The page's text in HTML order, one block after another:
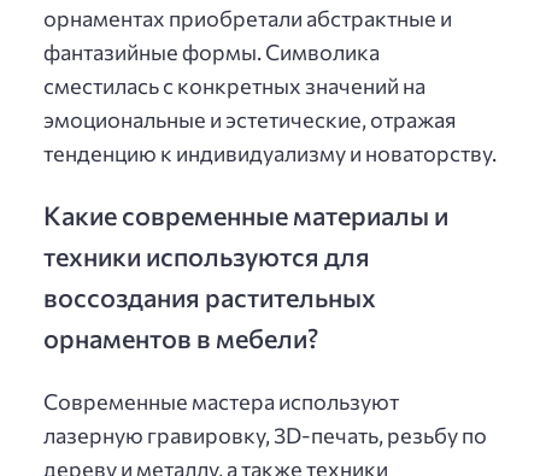
орнаментах приобретали абстрактные и
фантазийные формы. Символика
сместилась с конкретных значений на
эмоциональные и эстетические, отражая
тенденцию к индивидуализму и новаторству.
Какие современные материалы и
техники используются для
воссоздания растительных
орнаментов в мебели?
Современные мастера используют
лазерную гравировку, 3D-печать, резьбу по
дереву и металлу, а также техники